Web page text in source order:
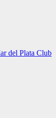
del Plata Club